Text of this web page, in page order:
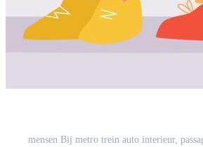
mensen Bij metro trein auto interieur,